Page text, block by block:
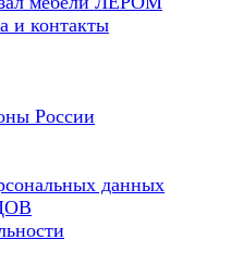
и контакты
России
данных